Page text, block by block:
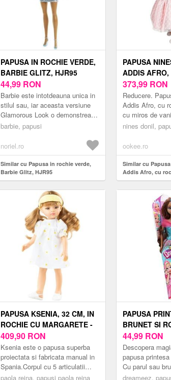
PAPUSA IN ROCHIE VERDE,
BARBIE GLITZ, HJR95
44,99 RON
Barbie este intotdeauna unica in
stilul sau, iar aceasta versiune
Glamorous Look o demonstreaza
cu adevarat! Imbracata intr-o
barbie, papusi
noriel.ro
Similar cu Papusa in rochie verde,
Barbie Glitz, HJR95
PAPUSA
ADDIS
ROZ
DE VANILIE,
373,99 RON
Reducere.
Addis Afro, cu
cu miros de
Papusa Nines
mi...
nines donil,
ookee.ro
Similar cu
Addis Afro, cu
miros de vanilie,
PAPUSA KSENIA, 32 CM, IN
ROCHIE CU MARGARETE -
AMIGAS, PAOLA REINA
409,90 RON
Ksenia este o papusa superba
proiectata si fabricata manual in
Spania.Corpul cu 5 articulatii
mobile este realizat din vinil
paola reina, papusi paola reina
PAPUSA
BRUNET SI
DREAMEEZ
44,99 RON
Descopera
papusa
Cu parul sau
aceasta papusa
dreameez,